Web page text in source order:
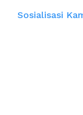
Sosialisasi